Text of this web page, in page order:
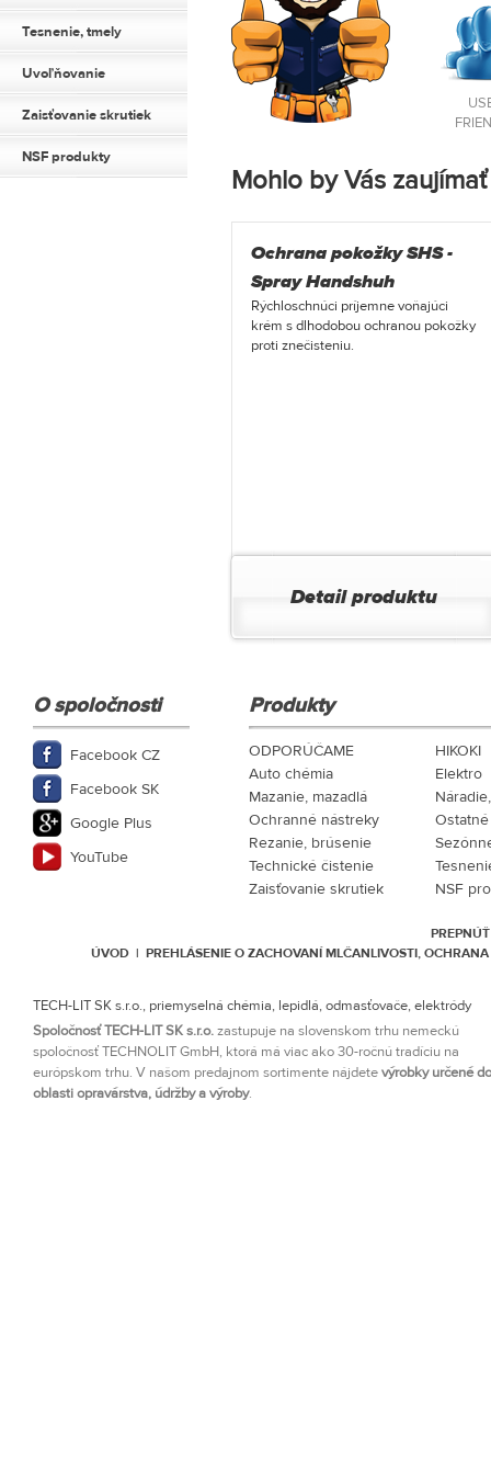
Tesnenie, tmely
Uvoľňovanie
Zaisťovanie skrutiek
NSF produkty
Mohlo by Vás zaujímať
Ochrana pokožky SHS -
Spray Handshuh
Rýchloschnúci príjemne voňajúci
krém s dlhodobou ochranou pokožky
proti znečisteniu.
Detail produktu
O spoločnosti
Facebook CZ
Facebook SK
Google Plus
YouTube
Produkty
ODPORÚČAME
HIKOKI
Auto chémia
Elektro
Mazanie, mazadlá
Ochranné nástreky
Rezanie, brúsenie
Technické čistenie
Zaisťovanie skrutiek
NSF
ÚVOD |PREHLÁSENIE O ZACHOVANÍ MLČANLIVOSTI,
TECH-LIT SK s.r.o., priemyselná chémia, lepidlá, odmasťovače, elektródy
Spoločnosť TECH-LIT SK s.r.o.zastupuje na slovenskom trhu nemeckú
spoločnosť TECHNOLIT GmbH, ktorá má viac ako 30-ročnú tradíciu na
európskom trhu. V našom predajnom sortimente nájdetevýrobky určené do
oblasti opravárstva, údržby a výroby.